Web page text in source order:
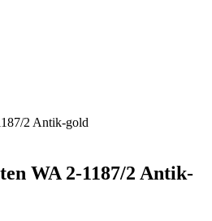
2 Antik-gold
WA 2-1187/2 Antik-